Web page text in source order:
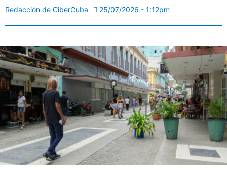
Redacción de CiberCuba 25/07/2026 - 1:12pm